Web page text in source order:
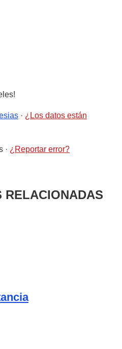
· ¿Los datos están
· ¿Reportar error?
RELACIONADAS